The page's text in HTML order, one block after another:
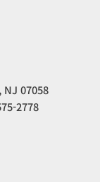
07058
2778